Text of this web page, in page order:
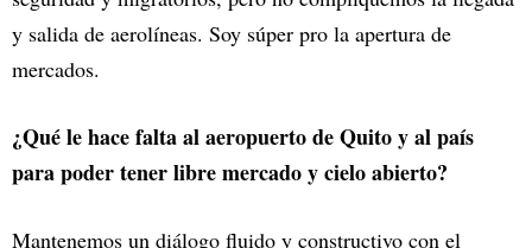
y salida de aerolíneas. Soy súper pro la apertura de
mercados.
¿Qué le hace falta al aeropuerto de Quito y al país
para poder tener libre mercado y cielo abierto?
Mantenemos un diálogo fluido y constructivo con el